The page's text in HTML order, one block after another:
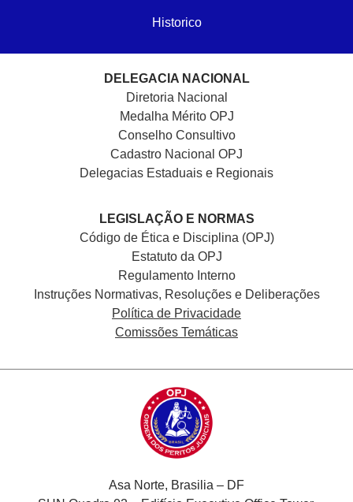
Historico
DELEGACIA NACIONAL
Diretoria Nacional
Medalha Mérito OPJ
Conselho Consultivo
Cadastro Nacional OPJ
Delegacias Estaduais e Regionais
LEGISLAÇÃO E NORMAS
Código de Ética e Disciplina (OPJ)
Estatuto da OPJ
Regulamento Interno
Instruções Normativas, Resoluções e Deliberações
Política de Privacidade
Comissões Temáticas
Asa Norte, Brasilia – DF